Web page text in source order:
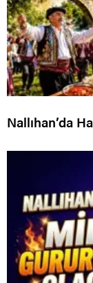
Nallıhan’da